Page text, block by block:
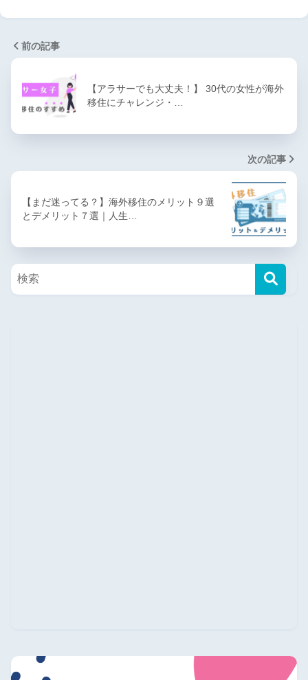
前の記事
【アラサーでも大丈夫！】 30代の女性が海外
移住にチャレンジ・…
次の記事
【まだ迷ってる？】海外移住のメリット９選
とデメリット７選｜人生…